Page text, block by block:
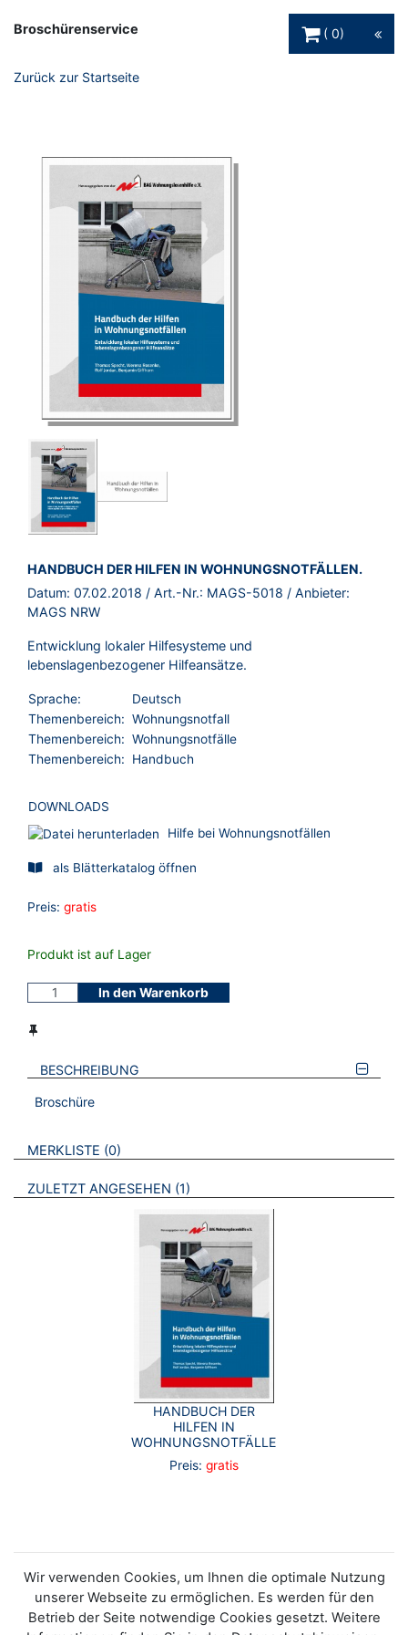
Broschürenservice
0
Zurück zur Startseite
BROSCHÜRE:
HANDBUCH DER HILFEN IN WOHNUNGSNOTFÄLLEN.
Datum: 07.02.2018 / Art.-Nr.: MAGS-5018 / Anbieter:
MAGS NRW
Entwicklung lokaler Hilfesysteme und
lebenslagenbezogener Hilfeansätze.
Sprache:
Deutsch
Themenbereich: Wohnungsnotfall
Themenbereich: Wohnungsnotfälle
Themenbereich:
Handbuch
DOWNLOADS
Hilfe bei Wohnungsnotfällen
als Blätterkatalog öffnen
Preis: gratis
Produkt ist auf Lager
In den Warenkorb
BESCHREIBUNG
Broschüre
VERWEISE AUF VERMERKTE- ODER ZULETZT ANGESEHENE
MERKLISTE 0 BROSCHÜREN
ZULETZT ANGESEHEN 1 BROSCHÜREN
HANDBUCH DER
HILFEN IN
WOHNUNGSNOTFÄLLEN.
Preis: gratis
Wir verwenden Cookies, um Ihnen die optimale Nutzung
unserer Webseite zu ermöglichen. Es werden für den
Betrieb der Seite notwendige Cookies gesetzt. Weitere